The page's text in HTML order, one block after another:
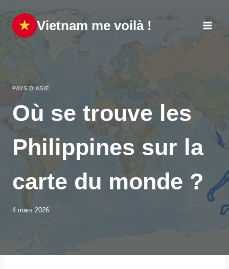
contenu
Vietnam me voilà !
PAYS D'ASIE
Où se trouve les
Philippines sur la
carte du monde ?
4 mars 2026